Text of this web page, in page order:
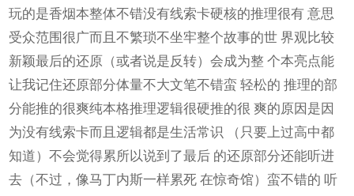
玩的是香烟本整体不错没有线索卡硬核的推理很有 意思
受众范围很广而且不繁琐不坐牢整个故事的世 界观比较
新颖最后的还原（或者说是反转）会成为整 个本亮点能
让我记住还原部分体量不大文笔不错蛮 轻松的 推理的部
分能推的很爽纯本格推理逻辑很硬推的很 爽的原因是因
为没有线索卡而且逻辑都是生活常识 （只要上过高中都
知道）不会觉得累所以说到了最后 的还原部分还能听进
去（不过，像马丁内斯一样累死 在惊奇馆）蛮不错的 听